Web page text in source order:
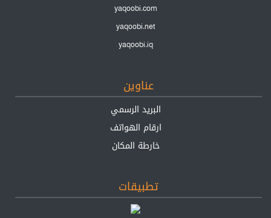
yaqoobi.com
yaqoobi.net
yaqoobi.iq
عناوين
البريد الرسمي
ارقام الهواتف
خارطة المكان
تطبيقات